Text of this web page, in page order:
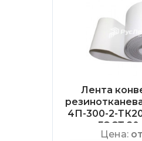
Лента
4П-300-2-
ГОСТ
Цена: